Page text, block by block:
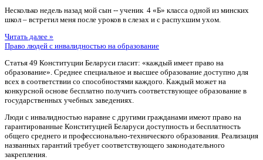
Несколько недель назад мой сын -- ученик 4 «Б» класса одной из минских
школ – встретил меня после уроков в слезах и с распухшим ухом.
Читать далее »
Право людей с инвалидностью на образование
Статья 49 Конституции Беларуси гласит: «каждый имеет право на
образование». Среднее специальное и высшее образование доступно для
всех в соответствии со способностями каждого. Каждый может на
конкурсной основе бесплатно получить соответствующее образование в
государственных учебных заведениях.
Люди с инвалидностью наравне с другими гражданами имеют право на
гарантированные Конституцией Беларуси доступность и бесплатность
общего среднего и профессионально-технического образования. Реализация
названных гарантий требует соответствующего законодательного
закрепления.